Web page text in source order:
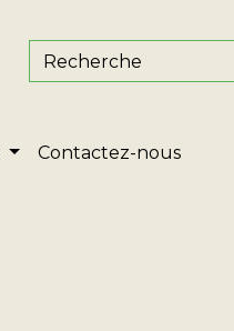
Contactez-nous